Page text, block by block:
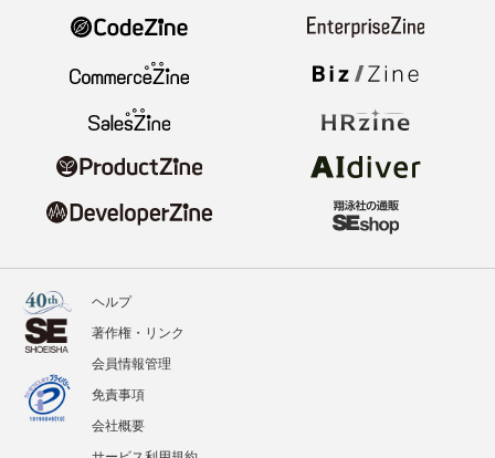
ヘルプ
著作権・リンク
会員情報管理
免責事項
会社概要